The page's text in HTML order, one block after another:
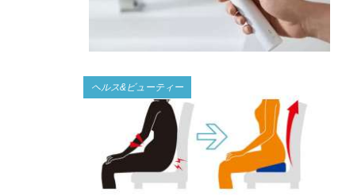
ヘルス&ビューティー